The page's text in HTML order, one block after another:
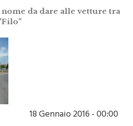
da dare alle vetture tra
18 Gennaio 2016 - 00:00